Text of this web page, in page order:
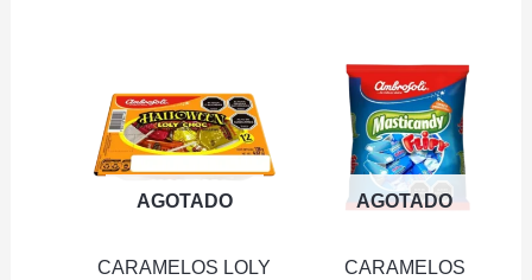
cantidad
AGOTADO
CARAMELOS LOLY
AGOTADO
CARAMELOS